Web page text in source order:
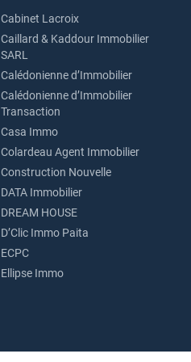
Cabinet Lacroix
Caillard & Kaddour Immobilier
SARL
Calédonienne d’Immobilier
Calédonienne d’Immobilier
Transaction
Casa Immo
Colardeau Agent Immobilier
Construction Nouvelle
DATA Immobilier
DREAM HOUSE
D’Clic Immo Paita
ECPC
Ellipse Immo